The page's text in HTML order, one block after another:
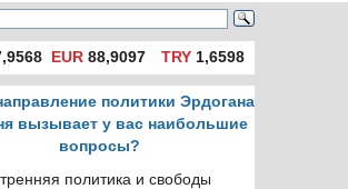
EUR 88,9097 TRY1,6598
политики Эрдогана
вызывает у вас наибольшие
вопросы?
политика и свободы